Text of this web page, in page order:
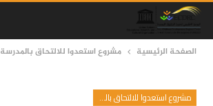
الصفحة الرئيسية مشروع استعدوا للالتحاق بالمدرسة
مشروع استعدوا للالتحاق بالمدرسة